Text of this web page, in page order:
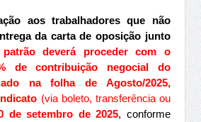
aos trabalhadores que não
da carta de oposição junto
deverá proceder com o
de contribuição negocial do
na folha de Agosto/2025,
(via boleto, transferência ou
de setembro de 2025, conforme